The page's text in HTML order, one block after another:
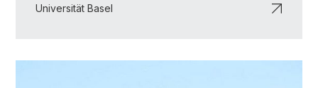
Universität Basel